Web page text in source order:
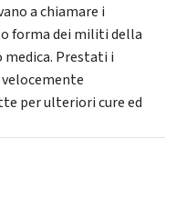
a chiamare i
forma dei militi della
Prestati i
per ulteriori cure ed